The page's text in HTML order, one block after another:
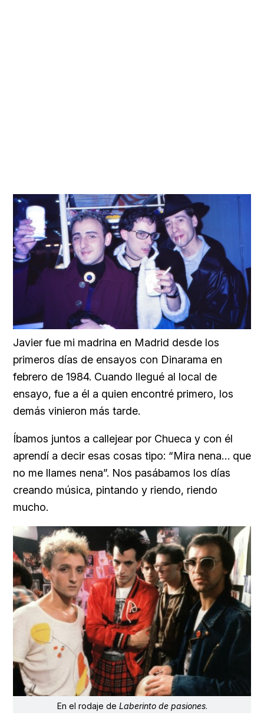
Javier fue mi madrina en Madrid desde los
primeros días de ensayos con Dinarama en
febrero de 1984. Cuando llegué al local de
ensayo, fue a él a quien encontré primero, los
demás vinieron más tarde.
Íbamos juntos a callejear por Chueca y con él
aprendí a decir esas cosas tipo: “Mira nena… que
no me llames nena”. Nos pasábamos los días
creando música, pintando y riendo, riendo
mucho.
En el rodaje de Laberinto de pasiones.